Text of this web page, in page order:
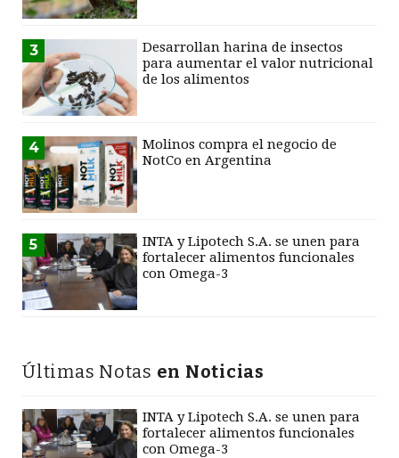
3
Desarrollan harina de insectos
para aumentar el valor nutricional
de los alimentos
4
Molinos compra el negocio de
NotCo en Argentina
5
INTA y Lipotech S.A. se unen para
fortalecer alimentos funcionales
con Omega-3
Últimas Notas en Noticias
INTA y Lipotech S.A. se unen para
fortalecer alimentos funcionales
con Omega-3